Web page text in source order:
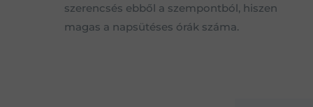
szerencsés ebből a szempontból, hiszen
magas a napsütéses órák száma.